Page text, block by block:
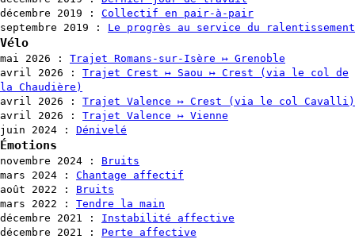
décembre 2019
:
Collectif en pair-à-pair
septembre 2019
: Le progrès au service du ralentissement
Vélo
mai 2026 :
Trajet Romans-sur-Isère ↦ Grenoble
avril 2026
:
Trajet Crest ↦ Saou ↦ Crest (via le col de
la Chaudière)
avril 2026
:
Trajet Valence ↦ Crest (via le col Cavalli)
avril 2026
:
Trajet Valence ↦ Vienne
juin 2024
: Dénivelé
Émotions
novembre 2024 :
Bruits
mars 2024
:
Chantage affectif
août 2022
:
Bruits
mars 2022
:
Tendre la main
décembre 2021
:
Instabilité affective
décembre 2021
:
Perte affective